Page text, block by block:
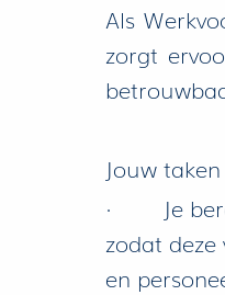
Als
zorgt
Jouw
· Je
zodat
en